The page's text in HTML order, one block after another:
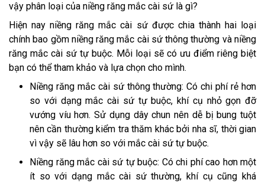
vậy phân loại của niềng răng mắc cài sứ là gì?
Hiện nay niềng răng mắc cài sứ được chia thành hai loại
chính bao gồm niềng răng mắc cài sứ thông thường và niềng
răng mắc cài sứ tự buộc. Mỗi loại sẽ có ưu điểm riêng biệt
bạn có thể tham khảo và lựa chọn cho mình.
Niềng răng mắc cài sứ thông thường: Có chi phí rẻ hơn
so với dạng mắc cài sứ tự buộc, khí cụ nhỏ gọn đỡ
vướng víu hơn. Sử dụng dây chun nên dễ bị bung tuột
nên cần thường kiểm tra thăm khác bởi nha sĩ, thời gian
vì vậy sẽ lâu hơn so với mắc cài sứ tự buộc.
Niềng răng mắc cài sứ tự buộc: Có chi phí cao hơn một
ít so với dạng mắc cài sứ thường, khí cụ cũng khá